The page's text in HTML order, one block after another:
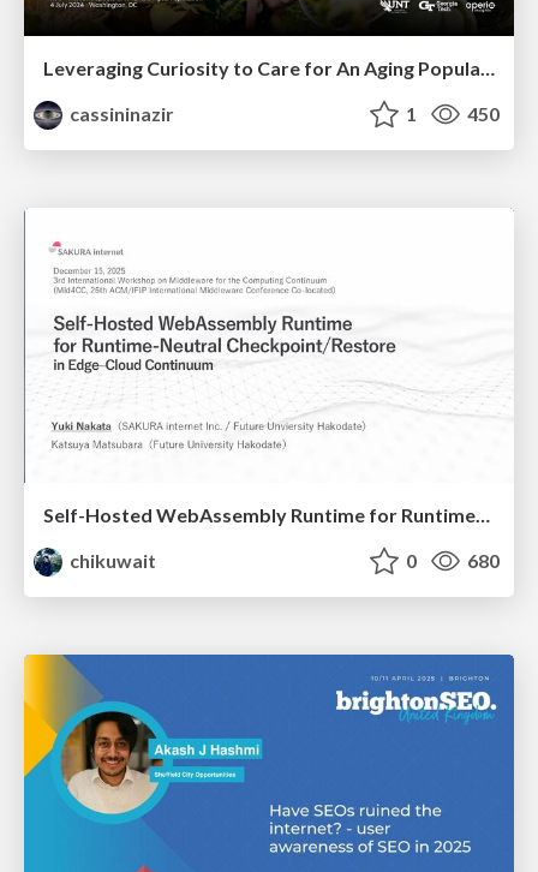
Leveraging Curiosity to Care for An Aging Population
cassininazir
1 450
Self-Hosted WebAssembly Runtime for Runtime-Neutral Checkpoint/Restore in Edge–Cloud Continuum
chikuwait
0 680